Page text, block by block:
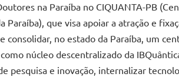
na Paraíba no CIQUANTA-PB
Paraíba), que visa apoiar a atração e
consolidar, no estado da Paraíba, um
núcleo descentralizado da
pesquisa e inovação, internalizar